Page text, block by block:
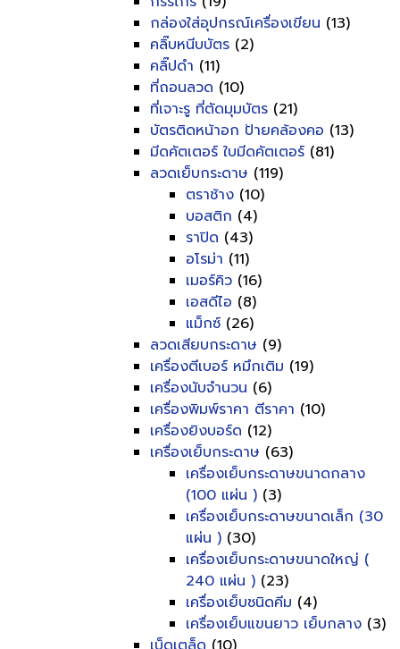
กล่องใส่อุปกรณ์เครื่องเขียน (13)
คลิ๊บหนีบบัตร (2)
คลิ๊ปดำ (11)
ที่ถอนลวด (10)
ที่เจาะรู ที่ตัดมุมบัตร (21)
บัตรติดหน้าอก ป้ายคล้องคอ (13)
มีดคัตเตอร์ ใบมีดคัตเตอร์ (81)
ลวดเย็บกระดาษ (119)
ตราช้าง (10)
บอสติก (4)
ราปิด (43)
อโรม่า (11)
เมอร์คิว (16)
เอสดีไอ (8)
แม็กซ์ (26)
ลวดเสียบกระดาษ (9)
เครื่องตีเบอร์ หมึกเติม (19)
เครื่องนับจำนวน (6)
เครื่องพิมพ์ราคา ตีราคา (10)
เครื่องยิงบอร์ด (12)
เครื่องเย็บกระดาษ (63)
เครื่องเย็บกระดาษขนาดกลาง
(100 แผ่น ) (3)
เครื่องเย็บกระดาษขนาดเล็ก (30
แผ่น ) (30)
เครื่องเย็บกระดาษขนาดใหญ่ (
240 แผ่น ) (23)
เครื่องเย็บชนิดคีม (4)
เครื่องเย็บแขนยาว เย็บกลาง (3)